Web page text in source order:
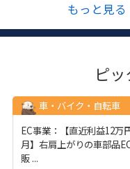
もっと見る
ピ
車・バイク・自転車
EC事業：【直近利益12万
月】右肩上がりの車部品
販 ...